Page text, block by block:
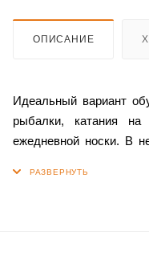
ОПИСАНИЕ
Идеальный вариант
рыбалки, катания
ежедневной носки. В